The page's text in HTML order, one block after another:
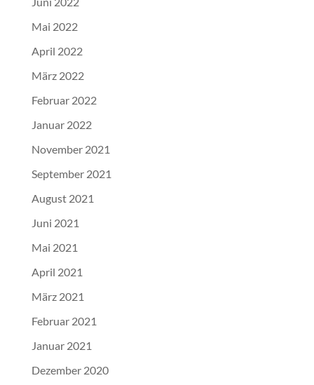
Mai 2022
April 2022
März 2022
Februar 2022
Januar 2022
November 2021
September 2021
August 2021
Juni 2021
Mai 2021
April 2021
März 2021
Februar 2021
Januar 2021
Dezember 2020